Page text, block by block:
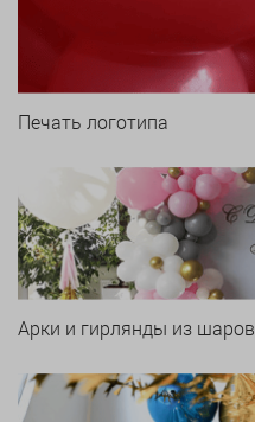
Печать логотипа
Арки и гирлянды из шаров